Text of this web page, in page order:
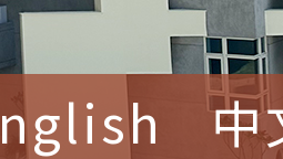
中
參加桃園市中